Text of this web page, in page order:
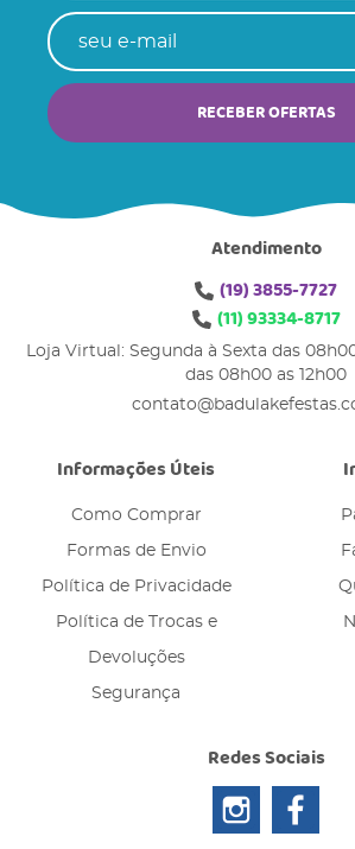
RECEBER OFERTAS
Atendimento
(19)3855-7727
(11)93334-8717
Loja Virtual: Segunda à Sexta das
das 08h00 as 12h00
Informações Úteis
Como Comprar
Formas de Envio
Política de Privacidade
Política de Trocas e
Devoluções
Segurança
Redes Sociais